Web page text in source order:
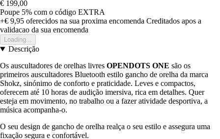
€ 199,00
Poupe 5% com o código EXTRA
+€ 9,95 oferecidos na sua proxima encomenda Creditados apos a
validacao da sua encomenda
Loading...
Descrição
Os auscultadores de orelhas livres OPENDOTS ONE são os
primeiros auscultadores Bluetooth estilo gancho de orelha da marca
Shokz, sinónimo de conforto e praticidade. Leves e compactos,
oferecem até 10 horas de audição imersiva, rica em detalhes. Quer
esteja em movimento, no trabalho ou a fazer atividade desportiva, a
música acompanha-o.
O seu design de gancho de orelha realça o seu estilo e assegura uma
fixação segura e confortável.